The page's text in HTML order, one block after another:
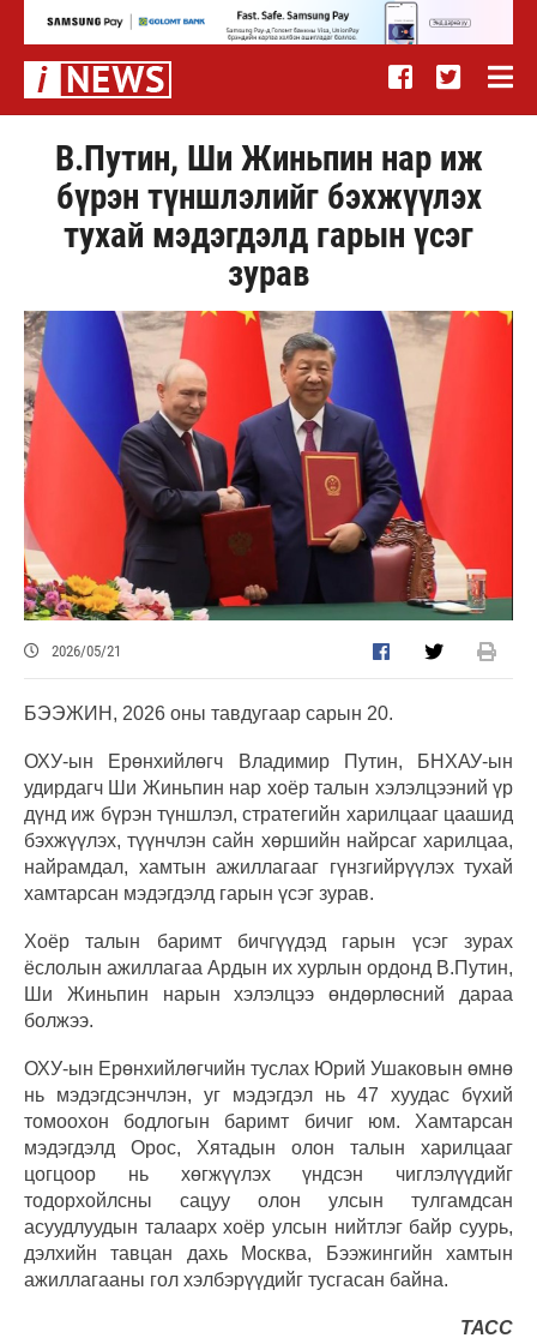
В.Путин, Ши Жиньпин нар иж
бүрэн түншлэлийг бэхжүүлэх
тухай мэдэгдэлд гарын үсэг
зурав
2026/05/21
БЭЭЖИН, 2026 оны тавдугаар сарын 20.
ОХУ-ын Ерөнхийлөгч Владимир Путин, БНХАУ-ын
удирдагч Ши Жиньпин нар хоёр талын хэлэлцээний үр
дүнд иж бүрэн түншлэл, стратегийн харилцааг цаашид
бэхжүүлэх, түүнчлэн сайн хөршийн найрсаг харилцаа,
найрамдал, хамтын ажиллагааг гүнзгийрүүлэх тухай
хамтарсан мэдэгдэлд гарын үсэг зурав.
Хоёр талын баримт бичгүүдэд гарын үсэг зурах
ёслолын ажиллагаа Ардын их хурлын ордонд В.Путин,
Ши Жиньпин нарын хэлэлцээ өндөрлөсний дараа
болжээ.
ОХУ-ын Ерөнхийлөгчийн туслах Юрий Ушаковын өмнө
нь мэдэгдсэнчлэн, уг мэдэгдэл нь 47 хуудас бүхий
томоохон бодлогын баримт бичиг юм. Хамтарсан
мэдэгдэлд Орос, Хятадын олон талын харилцааг
цогцоор нь хөгжүүлэх үндсэн чиглэлүүдийг
тодорхойлсны сацуу олон улсын тулгамдсан
асуудлуудын талаарх хоёр улсын нийтлэг байр суурь,
дэлхийн тавцан дахь Москва, Бээжингийн хамтын
ажиллагааны гол хэлбэрүүдийг тусгасан байна.
ТАСС